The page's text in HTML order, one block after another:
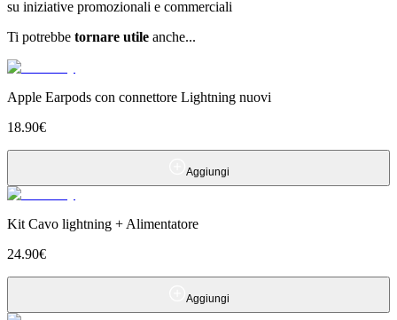
su iniziative promozionali e commerciali
Ti potrebbe tornare utile anche...
Apple Earpods con connettore Lightning nuovi
18.90€
Aggiungi
Kit Cavo lightning + Alimentatore
24.90€
Aggiungi